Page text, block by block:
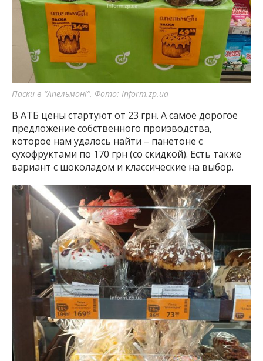
Паски в “Апельмоні”. Фото: Inform.zp.ua
В АТБ цены стартуют от 23 грн. А самое дорогое
предложение собственного производства,
которое нам удалось найти – панетоне с
сухофруктами по 170 грн (со скидкой). Есть также
вариант с шоколадом и классические на выбор.